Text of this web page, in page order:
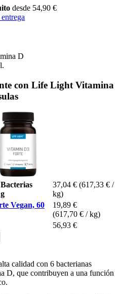
desde 54,90 €
D
con Life Light Vitamina
37,04 € (617,33 € /
kg)
Vegan, 60
19,89 €
(617,70 € / kg)
56,93 €
calidad con 6 bacterianas
D, que contribuyen a una función